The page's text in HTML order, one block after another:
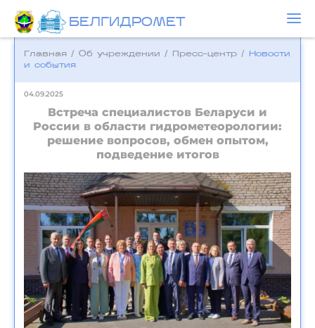
БЕЛГИДРОМЕТ
Главная / Об учреждении / Пресс-центр /
Новости
и события
04.09.2025
Встреча специалистов Беларуси и
России в области гидрометеорологии:
решение вопросов, обмен опытом,
подведение итогов